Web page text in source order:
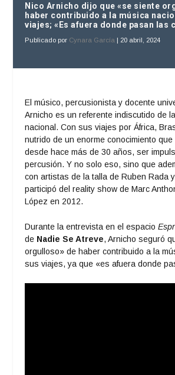
Nico Arnicho dijo que «se siente
haber contribuido a la música
viajes; «Es afuera donde pasan las
Publicado por Cynara García | 20 abril, 2024
El músico, percusionista y docente
Arnicho es un referente indiscutido de
nacional. Con sus viajes por África,
nutrido de un enorme conocimiento que
desde hace más de 30 años, ser
percusión. Y no solo eso, sino que
con artistas de la talla de Ruben Rada
participó del reality show de Marc
López en 2012.
Durante la entrevista en el espacio
de Nadie Se Atreve, Arnicho seguró
orgulloso» de haber contribuido a la
sus viajes, ya que «es afuera donde